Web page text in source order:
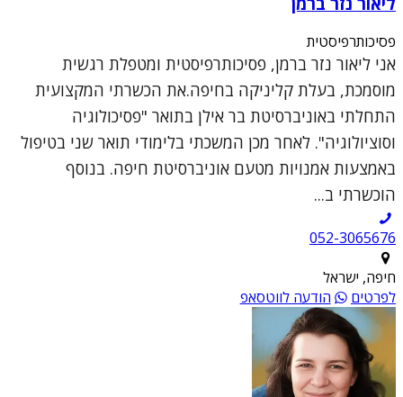
פסיכותרפיסטית
אני ליאור נזר ברמן, פסיכותרפיסטית ומטפלת רגשית
מוסמכת, בעלת קליניקה בחיפה.את הכשרתי המקצועית
התחלתי באוניברסיטת בר אילן בתואר "פסיכולוגיה
וסוציולוגיה". לאחר מכן המשכתי בלימודי תואר שני בטיפול
באמצעות אמנויות מטעם אוניברסיטת חיפה. בנוסף
הוכשרתי ב...
052-3065676
חיפה, ישראל
לפרטים
הודעה לווטסאפ